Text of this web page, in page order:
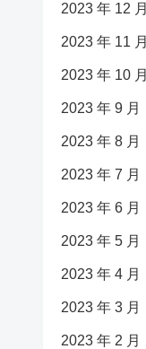
2023 年 12 月
2023 年 11 月
2023 年 10 月
2023 年 9 月
2023 年 8 月
2023 年 7 月
2023 年 6 月
2023 年 5 月
2023 年 4 月
2023 年 3 月
2023 年 2 月